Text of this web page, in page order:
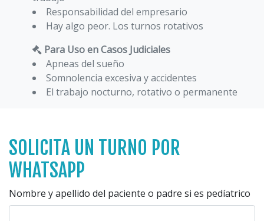
Responsabilidad del empresario
Hay algo peor. Los turnos rotativos
Para Uso en Casos Judiciales
Apneas del sueño
Somnolencia excesiva y accidentes
El trabajo nocturno, rotativo o permanente
SOLICITA UN TURNO POR
WHATSAPP
Nombre y apellido del paciente o padre si es pedíatrico